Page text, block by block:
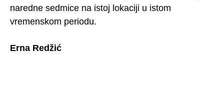
naredne sedmice na istoj lokaciji u istom
vremenskom periodu.
Erna Redžić